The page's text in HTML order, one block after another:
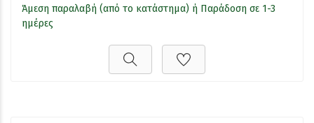
Άμεση παραλαβή (από το κατάστημα) ή Παράδοση σε 1-3
ημέρες